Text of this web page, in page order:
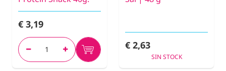
€ 3,19
€ 2,63
SIN STOCK